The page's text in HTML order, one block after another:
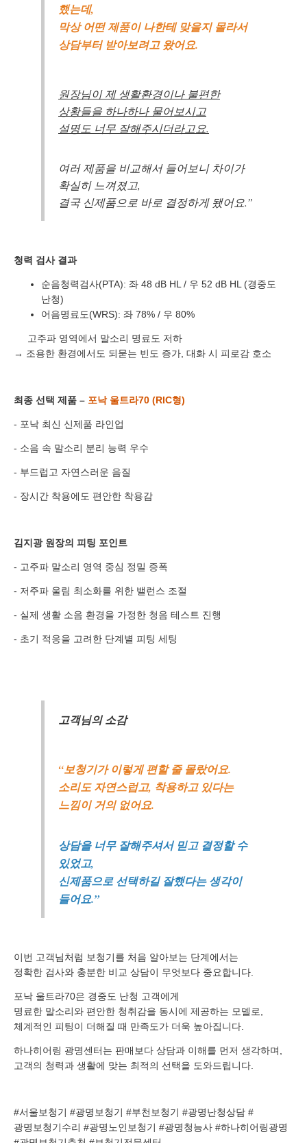
했는데,
막상 어떤 제품이 나한테 맞을지 몰라서
상담부터 받아보려고 왔어요.
원장님이 제 생활환경이나 불편한
상황들을 하나하나 물어보시고
설명도 너무 잘해주시더라고요.
여러 제품을 비교해서 들어보니 차이가
확실히 느껴졌고,
결국 신제품으로 바로 결정하게 됐어요.”
청력 검사 결과
순음청력검사(PTA): 좌 48 dB HL / 우 52 dB HL (경중도
난청)
어음명료도(WRS): 좌 78% / 우 80%
고주파 영역에서 말소리 명료도 저하
→ 조용한 환경에서도 되묻는 빈도 증가, 대화 시 피로감 호소
최종 선택 제품 – 포낙 울트라70 (RIC형)
- 포낙 최신 신제품 라인업
- 소음 속 말소리 분리 능력 우수
- 부드럽고 자연스러운 음질
- 장시간 착용에도 편안한 착용감
김지광 원장의 피팅 포인트
- 고주파 말소리 영역 중심 정밀 증폭
- 저주파 울림 최소화를 위한 밸런스 조절
- 실제 생활 소음 환경을 가정한 청음 테스트 진행
- 초기 적응을 고려한 단계별 피팅 세팅
고객님의 소감
“보청기가 이렇게 편할 줄 몰랐어요.
소리도 자연스럽고, 착용하고 있다는
느낌이 거의 없어요.
상담을 너무 잘해주셔서 믿고 결정할 수
있었고,
신제품으로 선택하길 잘했다는 생각이
들어요.”
이번 고객님처럼 보청기를 처음 알아보는 단계에서는
정확한 검사와 충분한 비교 상담이 무엇보다 중요합니다.
포낙 울트라70은 경중도 난청 고객에게
명료한 말소리와 편안한 청취감을 동시에 제공하는 모델로,
체계적인 피팅이 더해질 때 만족도가 더욱 높아집니다.
하나히어링 광명센터는 판매보다 상담과 이해를 먼저 생각하며,
고객의 청력과 생활에 맞는 최적의 선택을 도와드립니다.
#서울보청기 #광명보청기 #부천보청기 #광명난청상담 #
광명보청기수리 #광명노인보청기 #광명청능사 #하나히어링광명
바로 예약하기
연락처
센터
예약시간
내용